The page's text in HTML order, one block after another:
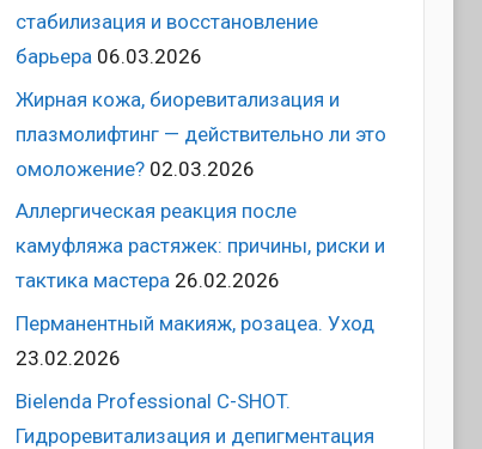
стабилизация и восстановление
барьера 06.03.2026
Жирная кожа, биоревитализация и
плазмолифтинг — действительно ли это
омоложение? 02.03.2026
Аллергическая реакция после
камуфляжа растяжек: причины, риски и
тактика мастера 26.02.2026
Перманентный макияж, розацеа. Уход
23.02.2026
Bielenda Professional C-SHOT.
Гидроревитализация и депигментация